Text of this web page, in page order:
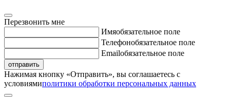
Перезвонить мне
Имяобязательное поле
Телефонобязательное поле
Emailобязательное поле
отправить
Нажимая кнопку «Отправить», вы соглашаетесь с
условиямиполитики обработки персональных данных